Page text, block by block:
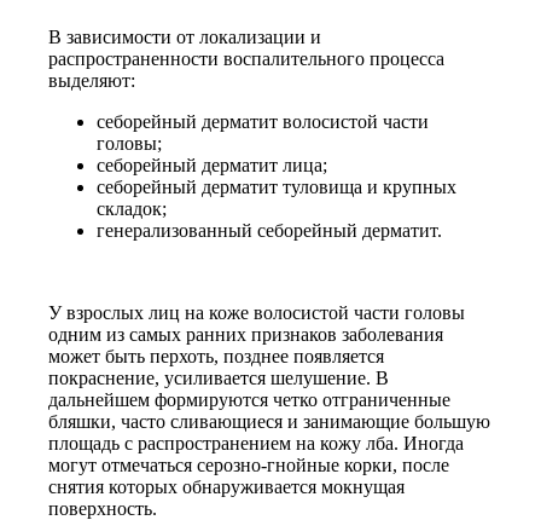
В зависимости от локализации и
распространенности воспалительного процесса
выделяют:
себорейный дерматит волосистой части
головы;
себорейный дерматит лица;
себорейный дерматит туловища и крупных
складок;
генерализованный себорейный дерматит.
У взрослых лиц на коже волосистой части головы
одним из самых ранних признаков заболевания
может быть перхоть, позднее появляется
покраснение, усиливается шелушение. В
дальнейшем формируются четко отграниченные
бляшки, часто сливающиеся и занимающие большую
площадь с распространением на кожу лба. Иногда
могут отмечаться серозно-гнойные корки, после
снятия которых обнаруживается мокнущая
поверхность.